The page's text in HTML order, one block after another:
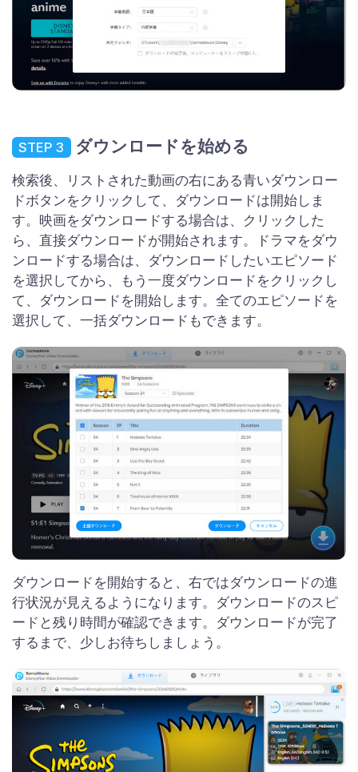
STEP 3 ダウンロードを始める
検索後、リストされた動画の右にある青いダウンロー
ドボタンをクリックして、ダウンロードは開始しま
す。映画をダウンロードする場合は、クリックした
ら、直接ダウンロードが開始されます。ドラマをダウ
ンロードする場合は、ダウンロードしたいエピソード
を選択してから、もう一度ダウンロードをクリックし
て、ダウンロードを開始します。全てのエピソードを
選択して、一括ダウンロードもできます。
ダウンロードを開始すると、右ではダウンロードの進
行状況が見えるようになります。ダウンロードのスピ
ードと残り時間が確認できます。ダウンロードが完了
するまで、少しお待ちしましょう。